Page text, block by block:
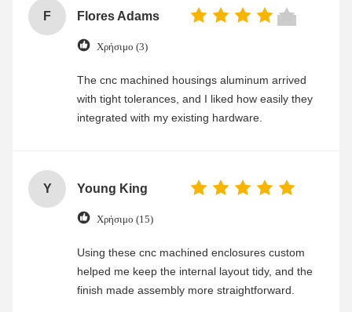
F Flores Adams
Χρήσιμο (3)
The cnc machined housings aluminum arrived
with tight tolerances, and I liked how easily they
integrated with my existing hardware.
Y Young King
Χρήσιμο (15)
Using these cnc machined enclosures custom
helped me keep the internal layout tidy, and the
finish made assembly more straightforward.